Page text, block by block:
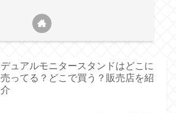
デュアルモニタースタンドはどこに
売ってる？どこで買う？販売店を紹
介